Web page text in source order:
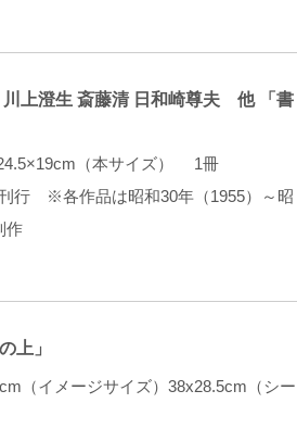
川上澄生 斎藤清 日和崎尊夫 他 「書
（本サイズ） 1冊
行 ※各作品は昭和30年（1955）～昭
作
上」
イメージサイズ）38x28.5cm（シー